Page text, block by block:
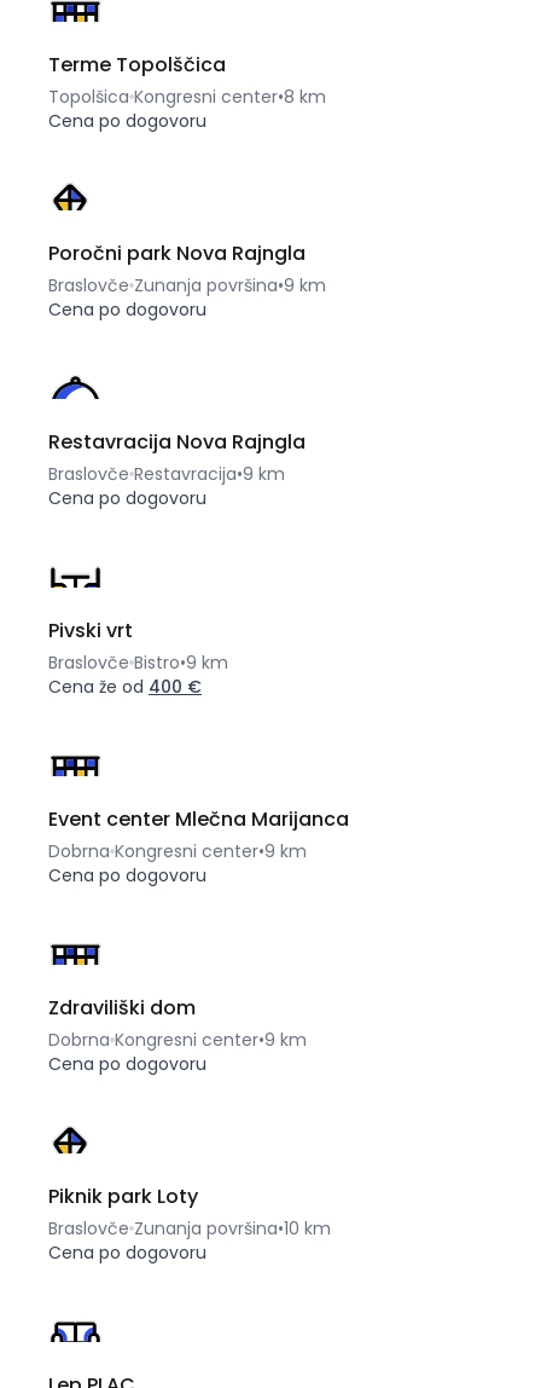
Terme Topolščica
Topolšica Kongresni center•8 km
Cena po dogovoru
Poročni park Nova Rajngla
Braslovče Zunanja površina•9 km
Cena po dogovoru
Restavracija Nova Rajngla
Braslovče Restavracija•9 km
Cena po dogovoru
Pivski vrt
Braslovče Bistro•9 km
Cena že od 400 €
Event center Mlečna Marijanca
Dobrna Kongresni center•9 km
Cena po dogovoru
Zdraviliški dom
Dobrna Kongresni center•9 km
Cena po dogovoru
Piknik park Loty
Braslovče Zunanja površina•10 km
Cena po dogovoru